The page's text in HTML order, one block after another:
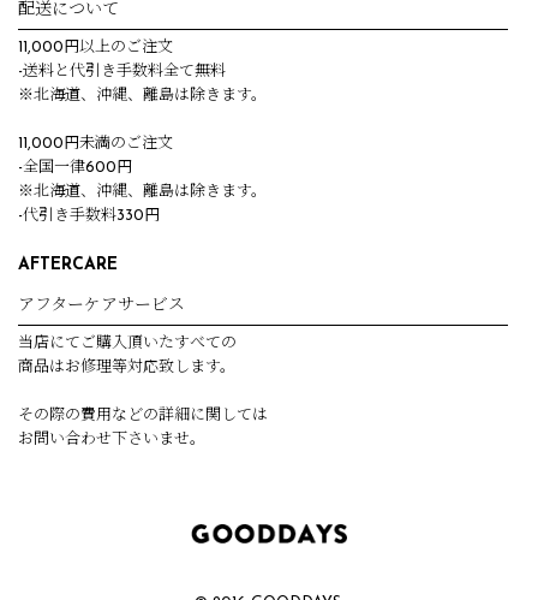
配送について
11,000円以上のご注文
-送料と代引き手数料全て無料
※北海道、沖縄、離島は除きます。
11,000円未満のご注文
-全国一律600円
※北海道、沖縄、離島は除きます。
-代引き手数料330円
AFTERCARE
アフターケアサービス
当店にてご購入頂いたすべての
商品はお修理等対応致します。
その際の費用などの詳細に関しては
お問い合わせ下さいませ。